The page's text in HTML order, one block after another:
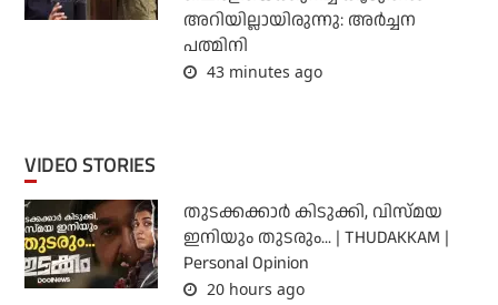
അറിയില്ലായിരുന്നു: അർച്ചന
പത്മിനി
43 minutes ago
VIDEO STORIES
തുടക്കക്കാര്‍ കിടുക്കി, വിസ്മയ
ഇനിയും തുടരും... | THUDAKKAM |
Personal Opinion
20 hours ago